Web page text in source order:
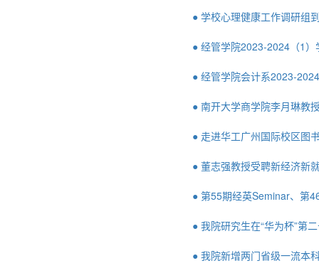
● 学校心理健康工作调研组
● 经管学院2023-2024（1
● 经管学院会计系2023-
● 南开大学商学院李月琳教
● 走进华工广州国际校区
● 董志强教授受聘新经济新
● 第55期经英Seminar、第
● 我院研究生在“华为杯”第
● 我院新增两门省级一流本